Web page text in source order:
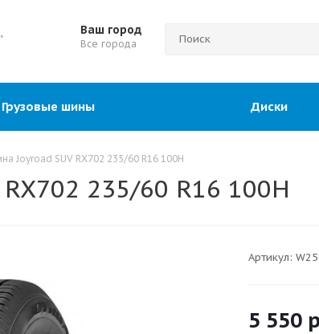
Ваш город
Все города
Грузовые шины Диски
Joyroad SUV RX702 235/60 R16 100H
235/60 R16 100H
Артикул:
5 550